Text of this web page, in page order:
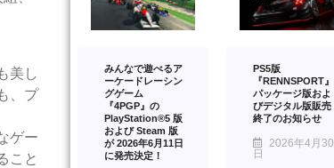
美し
、プ
ゲー
こと
みんなで遊べるア
ーケードレーシン
グゲーム
『4PGP』の
PlayStation®5 版
および Steam 版
が 2026年6月11日
に発売決定！
PS5版
『RENNSPORT』
パッケージ版およ
びデジタル版販売
終了のお知らせ
2026年4月30
日